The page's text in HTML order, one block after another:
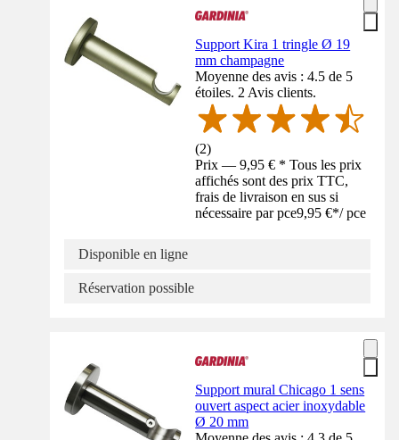
Support Kira 1 tringle Ø 19
mm champagne
Moyenne des avis : 4.5 de 5
étoiles. 2 Avis clients.
(2)
Prix — 9,95 € * Tous les prix
affichés sont des prix TTC,
frais de livraison en sus si
nécessaire par pce9,95 €*/ pce
Disponible en ligne
Réservation possible
Support mural Chicago 1 sens
ouvert aspect acier inoxydable
Ø 20 mm